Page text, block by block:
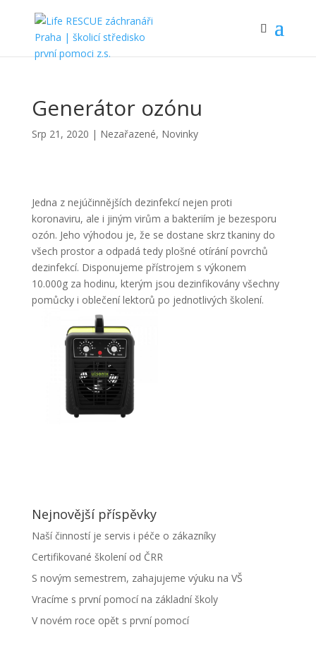
Generátor ozónu
Srp 21, 2020 | Nezařazené, Novinky
Jedna z nejúčinnějších dezinfekcí nejen proti
koronaviru, ale i jiným virům a bakteriím je bezesporu
ozón. Jeho výhodou je, že se dostane skrz tkaniny do
všech prostor a odpadá tedy plošné otírání povrchů
dezinfekcí. Disponujeme přístrojem s výkonem
10.000g za hodinu, kterým jsou dezinfikovány všechny
pomůcky i oblečení lektorů po jednotlivých školení.
Nejnovější příspěvky
Naší činností je servis i péče o zákazníky
Certifikované školení od ČRR
S novým semestrem, zahajujeme výuku na VŠ
Vracíme s první pomocí na základní školy
V novém roce opět s první pomocí